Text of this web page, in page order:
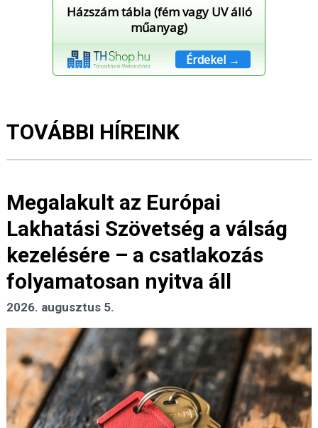
Házszám tábla (fém vagy UV álló
műanyag)
Érdekel →
TOVÁBBI HÍREINK
Megalakult az Európai
Lakhatási Szövetség a válság
kezelésére – a csatlakozás
folyamatosan nyitva áll
2026. augusztus 5.